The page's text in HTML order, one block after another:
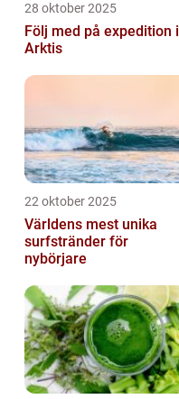
28 oktober 2025
Följ med på expedition i
Arktis
22 oktober 2025
Världens mest unika
surfstränder för
nybörjare